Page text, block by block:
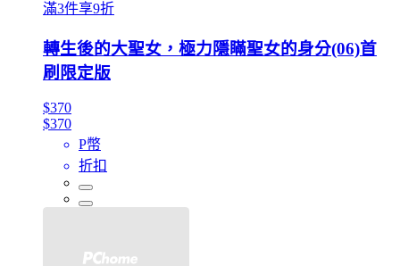
滿3件享9折
轉生後的大聖女，極力隱瞞聖女的身分(06)首
刷限定版
$370
$370
P幣
折扣